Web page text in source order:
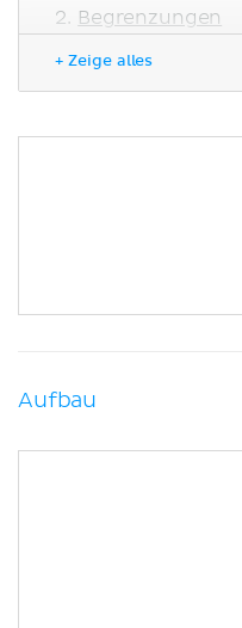
Begrenzungen
+ Zeige alles
Aufbau